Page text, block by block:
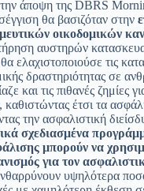
άποψη της DBRS
θα βασιζόταν στην
οικοδομικών
αυστηρών
ελαχιστοποιούσε τις
δραστηριότητας σε
και τις πιθανές ζημίες
έτσι τα
την ασφαλιστική
σχεδιασμένα
μπορούν να
για τον
υψηλότερα